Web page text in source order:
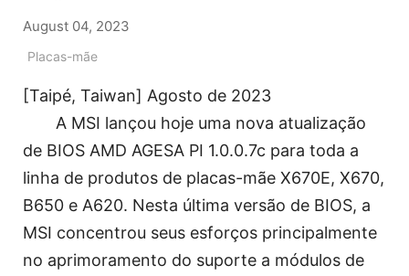
August 04, 2023
Placas-mãe
[Taipé, Taiwan] Agosto de 2023
A MSI lançou hoje uma nova atualização
de BIOS AMD AGESA PI 1.0.0.7c para toda a
linha de produtos de placas-mãe X670E, X670,
B650 e A620. Nesta última versão de BIOS, a
MSI concentrou seus esforços principalmente
no aprimoramento do suporte a módulos de